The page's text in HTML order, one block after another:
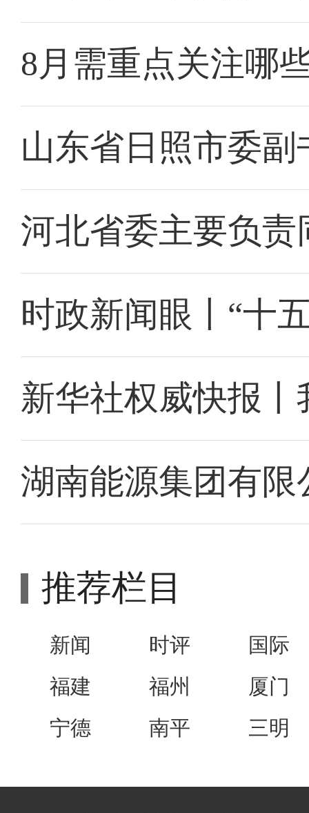
8月需重点关注哪
山东省日照市委
河北省委主要负
时政新闻眼丨“十
新华社权威快报
湖南能源集团有
推荐栏目
新闻 时评
国际
福建
福州
厦门
宁德
南平 三明